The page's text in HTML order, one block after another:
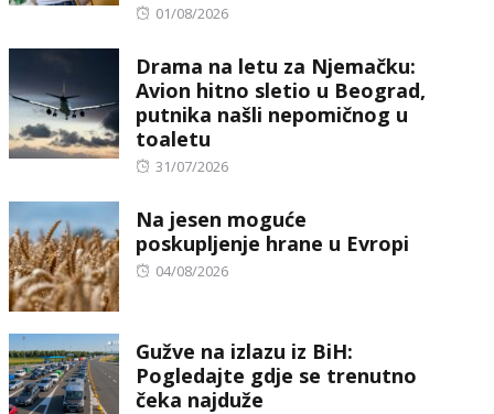
Posted
01/08/2026
Drama na letu za Njemačku:
Avion hitno sletio u Beograd,
putnika našli nepomičnog u
toaletu
Posted
31/07/2026
Na jesen moguće
poskupljenje hrane u Evropi
Posted
04/08/2026
Gužve na izlazu iz BiH:
Pogledajte gdje se trenutno
čeka najduže